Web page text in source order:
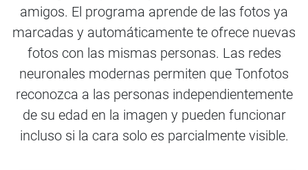
amigos. El programa aprende de las fotos ya
marcadas y automáticamente te ofrece nuevas
fotos con las mismas personas. Las redes
neuronales modernas permiten que Tonfotos
reconozca a las personas independientemente
de su edad en la imagen y pueden funcionar
incluso si la cara solo es parcialmente visible.